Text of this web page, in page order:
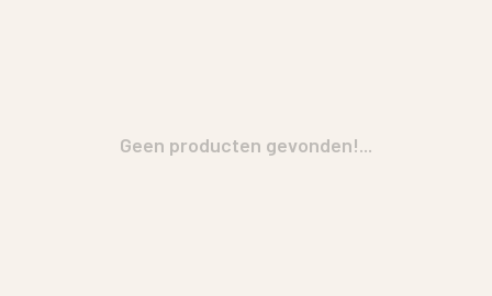
Geen producten gevonden!...